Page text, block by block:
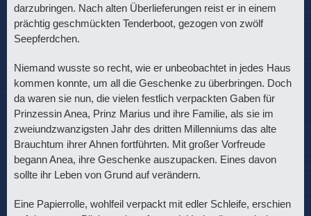
darzubringen. Nach alten Überlieferungen reist er in einem
prächtig geschmückten Tenderboot, gezogen von zwölf
Seepferdchen.
Niemand wusste so recht, wie er unbeobachtet in jedes Haus
kommen konnte, um all die Geschenke zu überbringen. Doch
da waren sie nun, die vielen festlich verpackten Gaben für
Prinzessin Anea, Prinz Marius und ihre Familie, als sie im
zweiundzwanzigsten Jahr des dritten Millenniums das alte
Brauchtum ihrer Ahnen fortführten. Mit großer Vorfreude
begann Anea, ihre Geschenke auszupacken. Eines davon
sollte ihr Leben von Grund auf verändern.
Eine Papierrolle, wohlfeil verpackt mit edler Schleife, erschien